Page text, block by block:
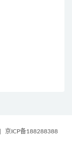
京ICP备188288388